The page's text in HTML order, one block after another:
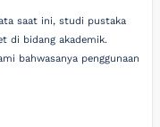
saat ini, studi pustaka
di bidang akademik.
bahwasanya penggunaan